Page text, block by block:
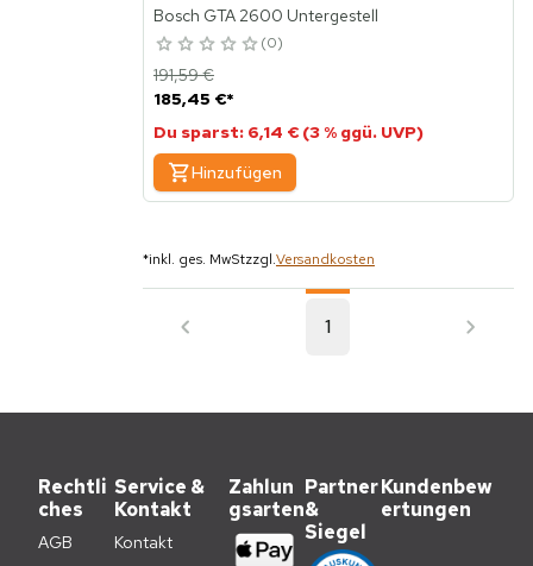
Bosch GTA 2600 Untergestell
0
185,45 €*
191,59 €
Du sparst: 6,14 € (3 % ggü. UVP)
Hinzufügen
*inkl. ges. MwStzzgl.Versandkosten
1
Rechtli
ches
AGB
Service &
Kontakt
Kontakt
Zahlun
gsarten
Partner
&
Siegel
Kundenbew
ertungen